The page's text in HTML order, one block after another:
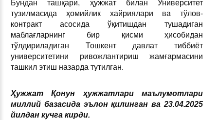
Бундан ташқари, ҳужжат билан Университет
тузилмасида ҳомийлик хайриялари ва тўлов-
контракт асосида ўқитишдан тушадиган
маблағларнинг бир қисми ҳисобидан
тўлдириладиган Тошкент давлат тиббиёт
университетини ривожлантириш жамғармасини
ташкил этиш назарда тутилган.
Ҳужжат Қонун ҳужжатлари маълумотлари
миллий базасида эълон қилинган ва 23.04.2025
йилдан кучга кирди.